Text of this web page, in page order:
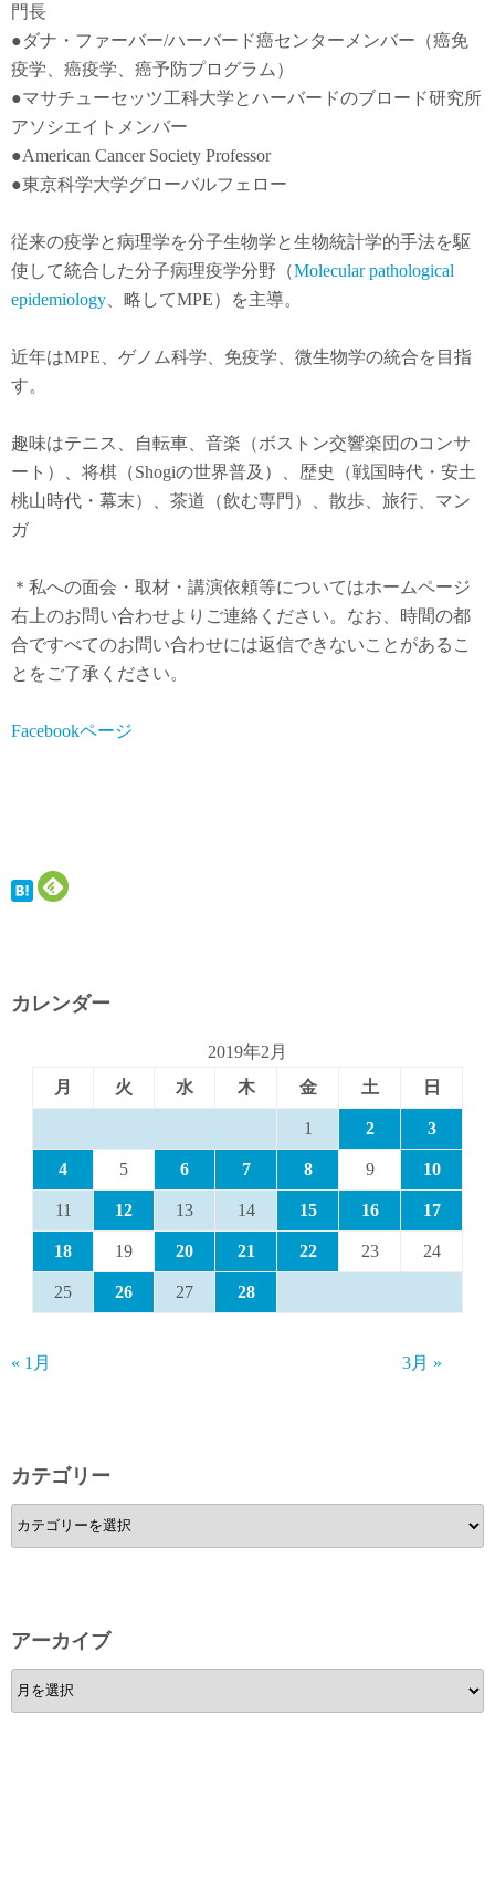
門長
●ダナ・ファーバー/ハーバード癌センターメンバー（癌免
疫学
癌疫学 、癌予防プログラム）
●マサチューセッツ工科大学とハーバードのブロード研究所
アソシエイトメンバー
●American Cancer Society Professor
●東京科学大学グローバルフェロー
従来の疫学と病理学を分子生物学と生物統計学的手法を駆
使して統合した分子病理疫学分野（Molecular pathological
epidemiology 、略してMPE）を主導。
近年はMPE 、ゲノム科学、免疫学、微生物学の統合を目指
す。
趣味はテニス、自転車、音楽（ボストン交響楽団のコンサ
ート）、将棋（Shogiの世界普及）、歴史（戦国時代・安土
桃山時代・幕末）、茶道（飲む専門）、散歩、旅行、マン
ガ
＊私への面会・取材・講演依頼等についてはホームページ
右上のお問い合わせよりご連絡ください。なお、時間の都
合ですべてのお問い合わせには返信できないことがあるこ
とをご了承ください。
Facebookページ
カレンダー
2019年2月
月
火 水 木 金 土 日
1 2 3
4 5 6 7 8 9 10
11 12 13 14 15 16 17
18 19 20 21 22 23 24
25 26 27 28
« 1月 3月 »
カテゴリー
カ
テ
ー
アーカイブ
ア
ー